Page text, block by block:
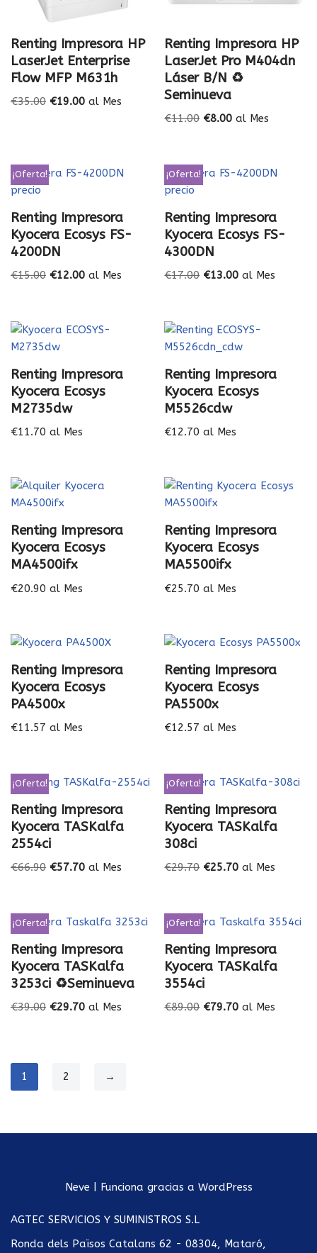
Renting Impresora HP
LaserJet Enterprise
Flow MFP M631h
€35.00 €19.00 al Mes
Renting Impresora HP
LaserJet Pro M404dn
Láser B/N ♻️
Seminueva
€11.00 €8.00 al Mes
¡Oferta!
Renting Impresora
Kyocera Ecosys FS-
4200DN
€15.00 €12.00 al Mes
¡Oferta!
Renting Impresora
Kyocera Ecosys FS-
4300DN
€17.00 €13.00 al Mes
Renting Impresora
Kyocera Ecosys
M2735dw
€11.70 al Mes
Renting Impresora
Kyocera Ecosys
M5526cdw
€12.70 al Mes
Renting Impresora
Kyocera Ecosys
MA4500ifx
€20.90 al Mes
Renting Impresora
Kyocera Ecosys
MA5500ifx
€25.70 al Mes
Renting Impresora
Kyocera Ecosys
PA4500x
€11.57 al Mes
Renting Impresora
Kyocera Ecosys
PA5500x
€12.57 al Mes
¡Oferta!
Renting Impresora
Kyocera TASKalfa
2554ci
€66.90 €57.70 al Mes
¡Oferta!
Renting Impresora
Kyocera TASKalfa
308ci
€29.70 €25.70 al Mes
¡Oferta!
Renting Impresora
Kyocera TASKalfa
3253ci ♻️Seminueva
€39.00 €29.70 al Mes
¡Oferta!
Renting Impresora
Kyocera TASKalfa
3554ci
€89.00 €79.70 al Mes
1 2 →
Neve | Funciona gracias a WordPress
AGTEC SERVICIOS Y SUMINISTROS S.L
Ronda dels Països Catalans 62 - 08304, Mataró,